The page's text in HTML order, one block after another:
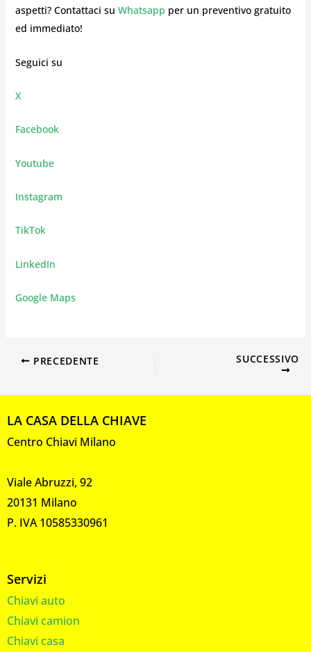
aspetti? Contattaci su Whatsapp per un preventivo gratuito
ed immediato!
Seguici su
X
Facebook
Youtube
Instagram
TikTok
LinkedIn
Google Maps
PRECEDENTE SUCCESSIVO
LA CASA DELLA CHIAVE
Centro Chiavi Milano
Viale Abruzzi, 92
20131 Milano
P. IVA 10585330961
Servizi
Chiavi auto
Chiavi camion
Chiavi casa